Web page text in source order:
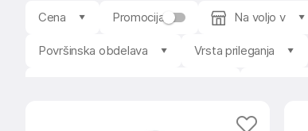
Cena Promocija Na voljo v
Površinska obdelava Vrsta prileganja